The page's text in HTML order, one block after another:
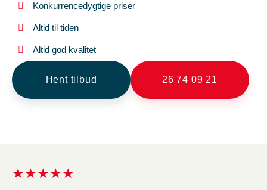
Konkurrencedygtige priser
Altid til tiden
Altid god kvalitet
Hent tilbud 26 74 09 21
★★★★★